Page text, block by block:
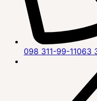
098 311-99-11063